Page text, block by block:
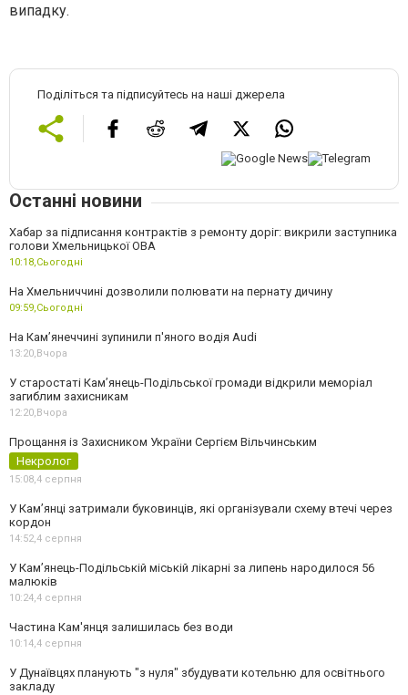
випадку.
Поділіться та підписуйтесь на наші джерела
Останні новини
Хабар за підписання контрактів з ремонту доріг: викрили заступника
голови Хмельницької ОВА
10:18,Сьогодні
На Хмельниччині дозволили полювати на пернату дичину
09:59,Сьогодні
На Камʼянеччині зупинили п'яного водія Audi
13:20, Вчора
У старостаті Кам’янець-Подільської громади відкрили меморіал
загиблим захисникам
12:20, Вчора
Прощання із Захисником України Сергієм Вільчинським
Некролог
15:08,4 серпня
У Кам’янці затримали буковинців, які організували схему втечі через
кордон
14:52,4 серпня
У Кам’янець-Подільській міській лікарні за липень народилося 56
малюків
10:24,4 серпня
Частина Кам'янця залишилась без води
10:14,4 серпня
У Дунаївцях планують "з нуля" збудувати котельню для освітнього
закладу